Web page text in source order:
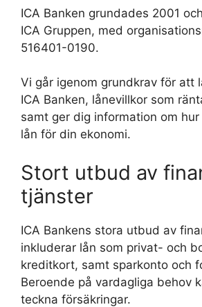
ICA Banken grundades 2001
ICA Gruppen, med
516401-0190.
Vi går igenom grundkrav för att
ICA Banken, lånevillkor som
samt ger dig information om
lån för din ekonomi.
Stort utbud av
tjänster
ICA Bankens stora utbud av
inkluderar lån som privat- och
kreditkort, samt sparkonto och
Beroende på vardagliga behov
teckna försäkringar.